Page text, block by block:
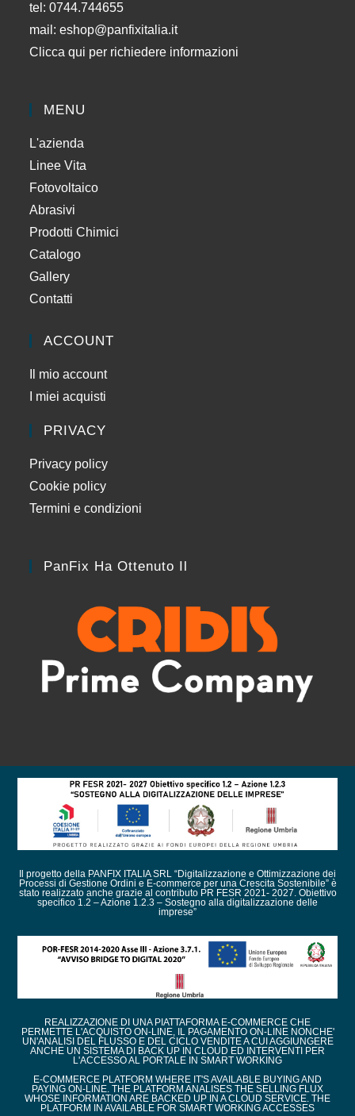
tel: 0744.744655
mail:eshop@panfixitalia.it
Clicca qui per richiedere informazioni
MENU
L'azienda
Linee Vita
Fotovoltaico
Abrasivi
Prodotti Chimici
Catalogo
Gallery
Contatti
ACCOUNT
Il mio account
I miei acquisti
PRIVACY
Privacy policy
Cookie policy
Termini e condizioni
PanFix Ha Ottenuto Il
Il progetto della PANFIX ITALIA SRL “Digitalizzazione e Ottimizzazione dei
Processi di Gestione Ordini e E-commerce per una Crescita Sostenibile” è
stato realizzato anche grazie al contributo PR FESR 2021- 2027. Obiettivo
specifico 1.2 – Azione 1.2.3 – Sostegno alla digitalizzazione delle
imprese”
REALIZZAZIONE DI UNA PIATTAFORMA E-COMMERCE CHE
PERMETTE L'ACQUISTO ON-LINE, IL PAGAMENTO ON-LINE NONCHE'
UN'ANALISI DEL FLUSSO E DEL CICLO VENDITE A CUI AGGIUNGERE
ANCHE UN SISTEMA DI BACK UP IN CLOUD ED INTERVENTI PER
L'ACCESSO AL PORTALE IN SMART WORKING
E-COMMERCE PLATFORM WHERE IT'S AVAILABLE BUYING AND
PAYING ON-LINE. THE PLATFORM ANALISES THE SELLING FLUX
WHOSE INFORMATION ARE BACKED UP IN A CLOUD SERVICE. THE
PLATFORM IN AVAILABLE FOR SMART WORKING ACCESSES